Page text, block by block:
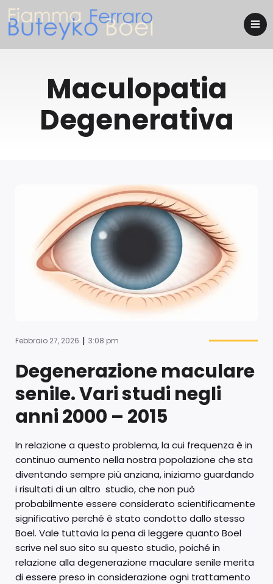
Maculopatia
Degenerativa
Febbraio 27, 2026 | 3:08 pm
Degenerazione maculare
senile. Vari studi negli
anni 2000 – 2015
In relazione a questo problema, la cui frequenza è in
continuo aumento nella nostra popolazione che sta
diventando sempre più anziana, iniziamo guardando
i risultati di un altro studio, che non può
probabilmente essere considerato scientificamente
significativo perché è stato condotto dallo stesso
Boel. Vale tuttavia la pena di leggere quanto Boel
scrive nel suo sito su questo studio, poiché in
relazione alla degenerazione maculare senile merita
di essere preso in considerazione ogni trattamento